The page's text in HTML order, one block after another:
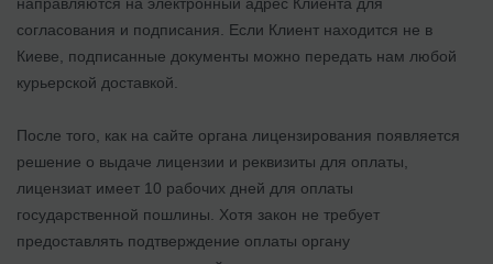
согласования и подписания. Если Клиент находится не в
Киеве, подписанные документы можно передать нам любой
курьерской доставкой.
После того, как на сайте органа лицензирования появляется
решение о выдаче лицензии и реквизиты для оплаты,
лицензиат имеет 10 рабочих дней для оплаты
государственной пошлины. Хотя закон не требует
предоставлять подтверждение оплаты органу